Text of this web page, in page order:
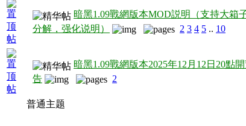
暗黑1.09戰網版本MOD説明（支持大箱
分解，强化说明）
2 3 4 5 .. 10
暗黑1.09戰網版本2025年12月12日20點
告
2
普通主题